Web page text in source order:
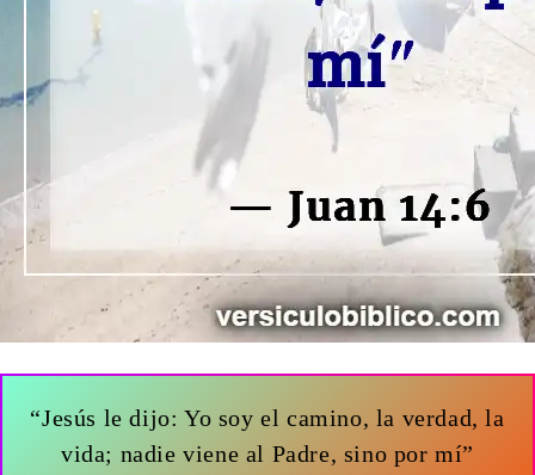
“Jesús le dijo: Yo soy el camino, la verdad, la
vida; nadie viene al Padre, sino por mí”